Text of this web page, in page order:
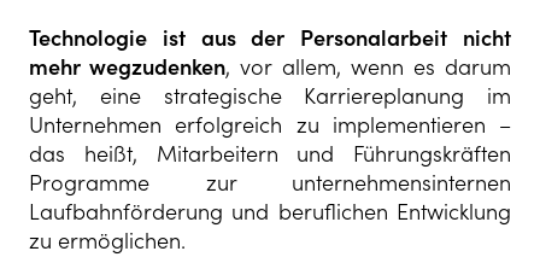
Technologie ist aus der Personalarbeit nicht
mehr wegzudenken, vor allem, wenn es darum
geht, eine strategische Karriereplanung im
Unternehmen erfolgreich zu implementieren –
das heißt, Mitarbeitern und Führungskräften
Programme zur unternehmensinternen
Laufbahnförderung und beruflichen Entwicklung
zu ermöglichen.